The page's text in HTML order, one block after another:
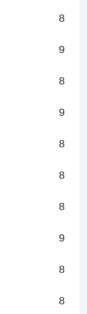
8
9
8
9
8
8
8
9
8
8